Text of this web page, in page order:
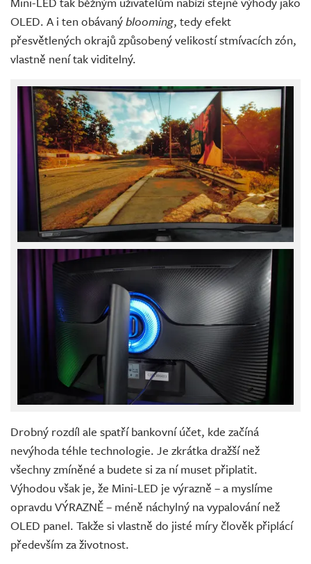
OLED. A i ten obávanýblooming, tedy efekt
přesvětlených okrajů způsobený velikostí stmívacích zón,
vlastně není tak viditelný.
Drobný rozdíl ale spatří bankovní účet, kde začíná
nevýhoda téhle technologie. Je zkrátka dražší než
všechny zmíněné a budete si za ní muset připlatit.
Výhodou však je, že Mini-LED je výrazně – a myslíme
opravdu VÝRAZNĚ – méně náchylný na vypalování než
OLED panel. Takže si vlastně do jisté míry člověk připlácí
především za životnost.